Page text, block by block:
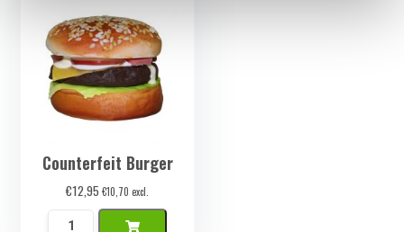
Stuks
quantity
Counterfeit Burger
€12,95 €10,70 excl.
Namaak